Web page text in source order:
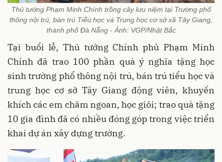
Thủ tướng Phạm Minh Chính trồng cây lưu niệm tại Trường phổ
thông nội trú, bán trú Tiểu học và Trung học cơ sở xã Tây Giang,
thành phố Đà Nẵng - Ảnh: VGP/Nhật Bắc
Tại buổi lễ, Thủ tướng Chính phủ Phạm Minh
Chính đã trao 100 phần quà ý nghĩa tặng học
sinh trường phổ thông nội trú, bán trú tiểu học và
trung học cơ sở Tây Giang động viên, khuyến
khích các em chăm ngoan, học giỏi; trao quà tặng
10 gia đình đã có nhiều đóng góp trong việc triển
khai dự án xây dựng trường.